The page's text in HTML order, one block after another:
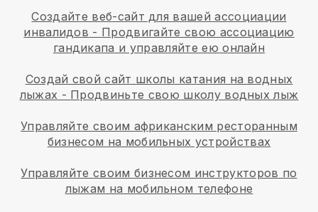
Создайте веб-сайт для вашей ассоциации
инвалидов - Продвигайте свою ассоциацию
гандикапа и управляйте ею онлайн
Создай свой сайт школы катания на водных
лыжах - Продвиньте свою школу водных лыж
Управляйте своим африканским ресторанным
бизнесом на мобильных устройствах
Управляйте своим бизнесом инструкторов по
лыжам на мобильном телефоне